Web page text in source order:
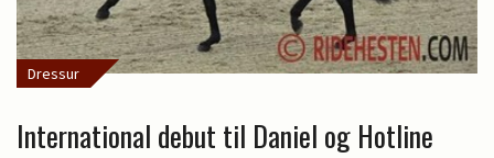
Dressur
International debut til Daniel og Hotline